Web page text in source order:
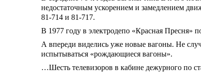
недостаточным ускорением и замедлением
81-714 и 81-717.
В 1977 году в электродепо «Красная Пресня»
А впереди виделись уже новые вагоны. Не
испытываться «рождающиеся вагоны».
…Шесть телевизоров в кабине дежурного по